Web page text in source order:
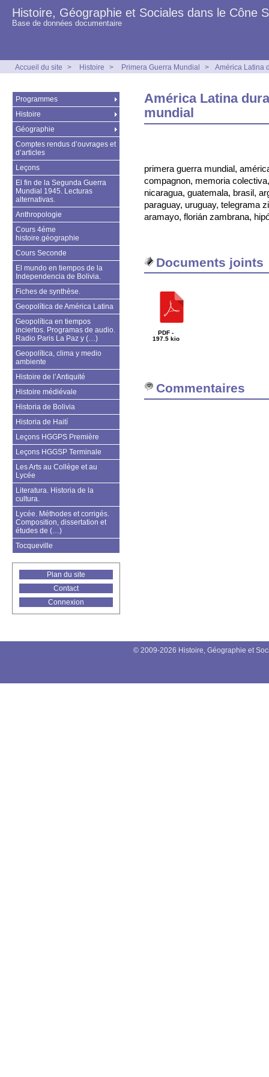
Histoire, Géographie et Sociales dans le Cône
Base de données documentaire
Accueil du site > Histoire > Primera Guerra Mundial > América Latina
América Latina
mundial
primera guerra mundial,
compagnon, memoria
nicaragua, guatemala, brasil,
paraguay, uruguay, telegrama
aramayo, florián zambrana,
Documents joints
PDF -
197.5 kio
Commentaires
Programmes
Histoire
Géographie
Comptes rendus d’ouvrages et
d’articles
Leçons
El fin de la Segunda Guerra
Mundial 1945. Lecturas
alternativas.
Anthropologie
Cours 4éme
histoire.géographie
Cours Seconde
El mundo en tiempos de la
Independencia de Bolivia.
Fiches de synthèse.
Geopolítica de América Latina
Geopolítica en tiempos
inciertos. Programas de audio.
Radio Paris La Paz y (…)
Geopolítica, clima y medio
ambiente
Histoire de l’Antiquité
Histoire médiévale
Historia de Bolivia
Historia de Haití
Leçons HGGPS Première
Leçons HGGSP Terminale
Les Arts au Collège et au
Lycée
Literatura. Historia de la
cultura.
Lycée. Méthodes et corrigés.
Composition, dissertation et
études de (…)
Tocqueville
Plan du site
Contact
Connexion
© 2009-2026 Histoire, Géographie et